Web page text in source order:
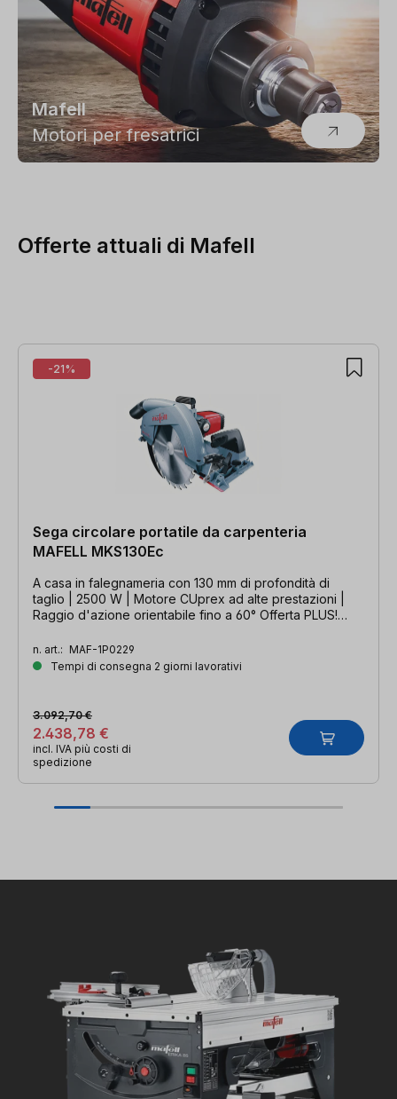
Mafell
Motori per fresatrici
Offerte attuali di Mafell
Salta la galleria dei prodotti
-21%
Sega circolare portatile da carpenteria
MAFELL MKS130Ec
A casa in falegnameria con 130 mm di profondità di
taglio | 2500 W | Motore CUprex ad alte prestazioni |
Raggio d'azione orientabile fino a 60° Offerta PLUS!
n. art.: MAF-1P0229
Tempi di consegna 2 giorni lavorativi
2.438,78 €
3.092,70 €
incl. IVA più costi di
spedizione